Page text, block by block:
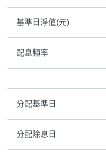
基準日淨值(元)
配息頻率
分配基準日
分配除息日